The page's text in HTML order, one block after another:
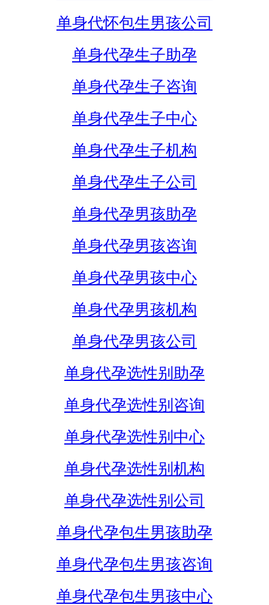
单身代怀包生男孩公司
单身代孕生子助孕
单身代孕生子咨询
单身代孕生子中心
单身代孕生子机构
单身代孕生子公司
单身代孕男孩助孕
单身代孕男孩咨询
单身代孕男孩中心
单身代孕男孩机构
单身代孕男孩公司
单身代孕选性别助孕
单身代孕选性别咨询
单身代孕选性别中心
单身代孕选性别机构
单身代孕选性别公司
单身代孕包生男孩助孕
单身代孕包生男孩咨询
单身代孕包生男孩中心